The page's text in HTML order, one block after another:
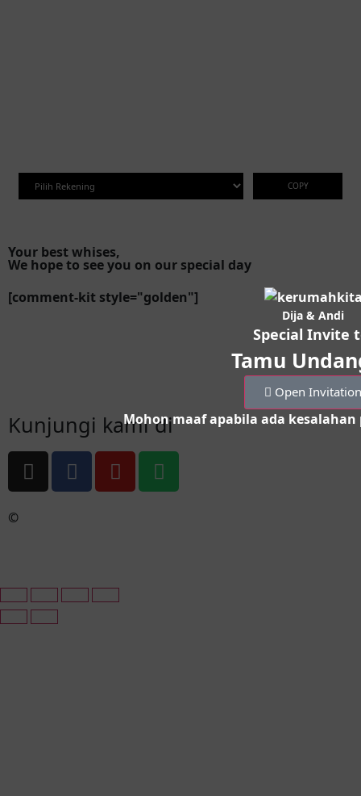
COPY
Your best whises,
We hope to see you on our special day
[comment-kit style="golden"]
Kunjungi kami di
©
Dija & Andi
Special Invite
Tamu
Open Invitation
Mohon maaf apabila ada